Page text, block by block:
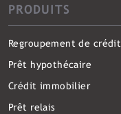
PRODUITS
Regroupement de
Prêt hypothécaire
Crédit immobilier
Prêt relais